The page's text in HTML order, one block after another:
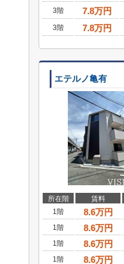
3階
7.8万円
3階
7.8万円
エテルノ亀有
所在階 賃料
1階
8.6万円
1階
8.6万円
1階
8.6万円
1階
8.6万円